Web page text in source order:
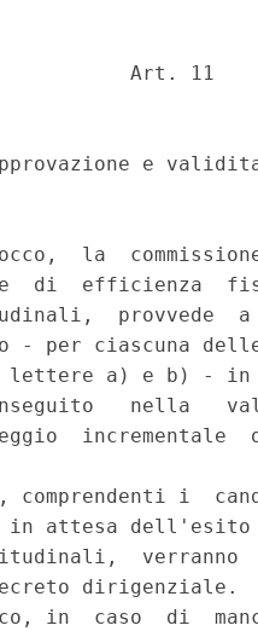
Art. 11
e
la
di  efficienza
provvede
- per ciascuna
a) e b) - in
nella
comprendenti i
in attesa
verranno
dirigenziale.
in  caso  di